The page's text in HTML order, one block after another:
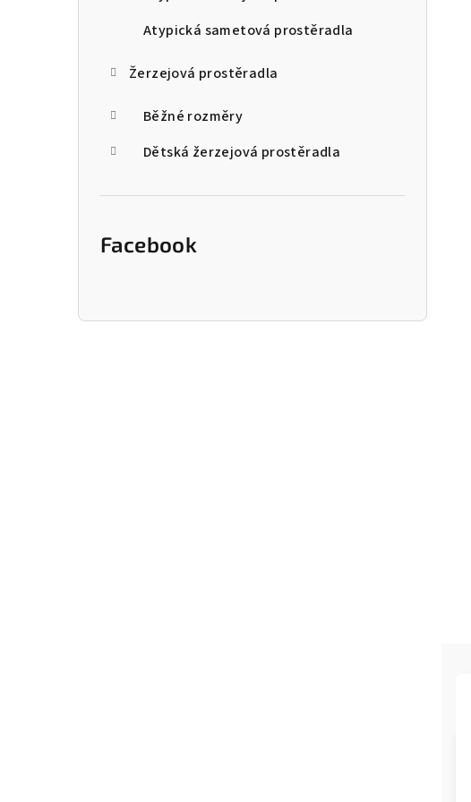
Atypická sametová prostěradla
Žerzejová prostěradla
Běžné rozměry
Dětská žerzejová prostěradla
Facebook